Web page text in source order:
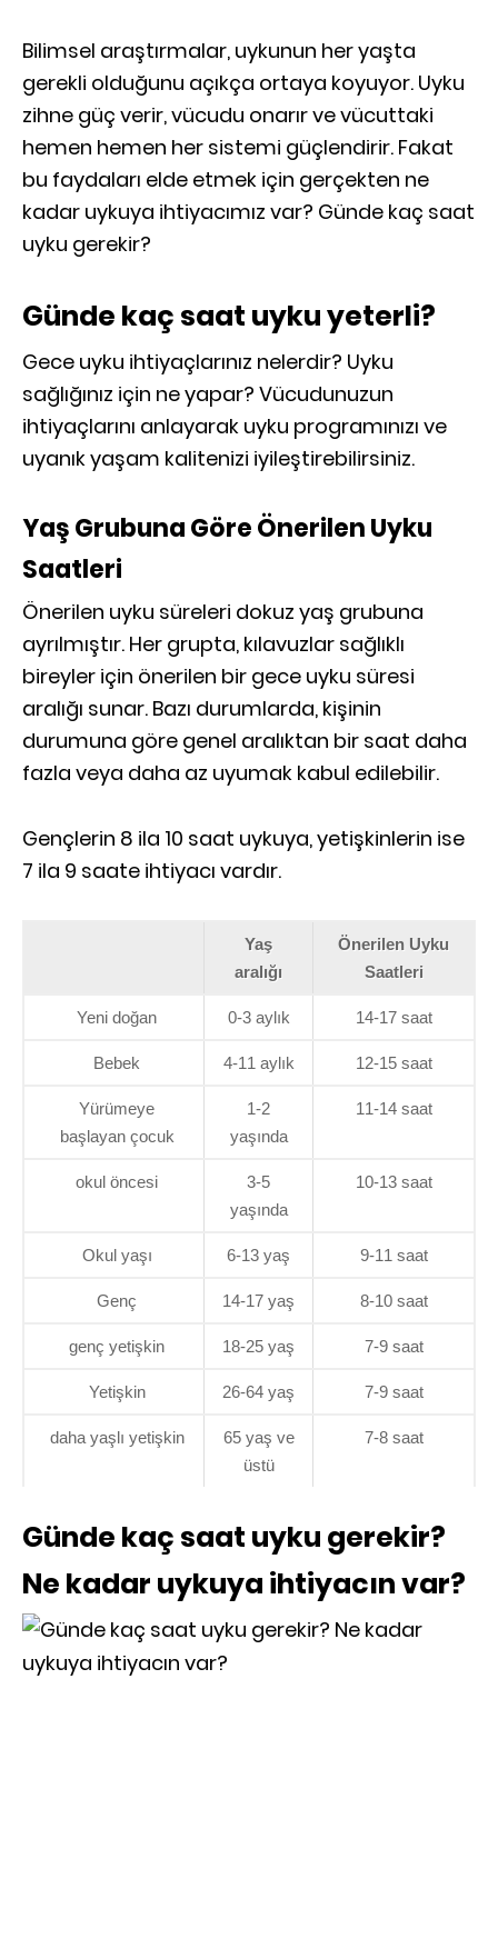
Bilimsel araştırmalar, uykunun her yaşta
gerekli olduğunu açıkça ortaya koyuyor. Uyku
zihne güç verir, vücudu onarır ve vücuttaki
hemen hemen her sistemi güçlendirir. Fakat
bu faydaları elde etmek için gerçekten ne
kadar uykuya ihtiyacımız var? Günde kaç saat
uyku gerekir?
Günde kaç saat uyku yeterli?
Gece uyku ihtiyaçlarınız nelerdir? Uyku
sağlığınız için ne yapar? Vücudunuzun
ihtiyaçlarını anlayarak uyku programınızı ve
uyanık yaşam kalitenizi iyileştirebilirsiniz.
Yaş Grubuna Göre Önerilen Uyku
Saatleri
Önerilen uyku süreleri dokuz yaş grubuna
ayrılmıştır. Her grupta, kılavuzlar sağlıklı
bireyler için önerilen bir gece uyku süresi
aralığı sunar. Bazı durumlarda, kişinin
durumuna göre genel aralıktan bir saat daha
fazla veya daha az uyumak kabul edilebilir.
Gençlerin 8 ila 10 saat uykuya, yetişkinlerin ise
7 ila 9 saate ihtiyacı vardır.
Yaş
aralığı
Önerilen Uyku
Saatleri
Yeni doğan 0-3 aylık 14-17 saat
Bebek 4-11 aylık 12-15 saat
Yürümeye
başlayan çocuk
1-2
yaşında
11-14 saat
okul öncesi
3-5
yaşında
10-13 saat
Okul yaşı 6-13 yaş 9-11 saat
Genç 14-17 yaş 8-10 saat
genç yetişkin 18-25 yaş 7-9 saat
Yetişkin 26-64 yaş 7-9 saat
daha yaşlı yetişkin
65 yaş ve
üstü
7-8 saat
Günde kaç saat uyku gerekir?
Ne kadar uykuya ihtiyacın var?